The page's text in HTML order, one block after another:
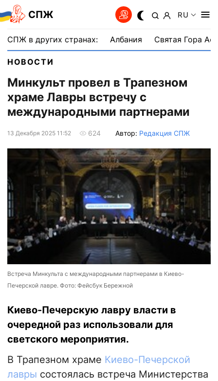
СПЖ RU
СПЖ в других странах: Албания Святая Гора
НОВОСТИ
Минкульт провел в Трапезном
храме Лавры встречу с
международными партнерами
13 Декабря 2025 11:52 624 Автор: Редакция СПЖ
Встреча Минкульта с международными партнерами в Киево-
Печерской лавре. Фото: Фейсбук Бережной
Киево-Печерскую лавру власти в
очередной раз использовали для
светского мероприятия.
В Трапезном храме Киево-Печерской
лавры состоялась встреча Министерства